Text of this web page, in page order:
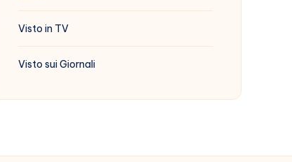
Visto in TV
Visto sui Giornali